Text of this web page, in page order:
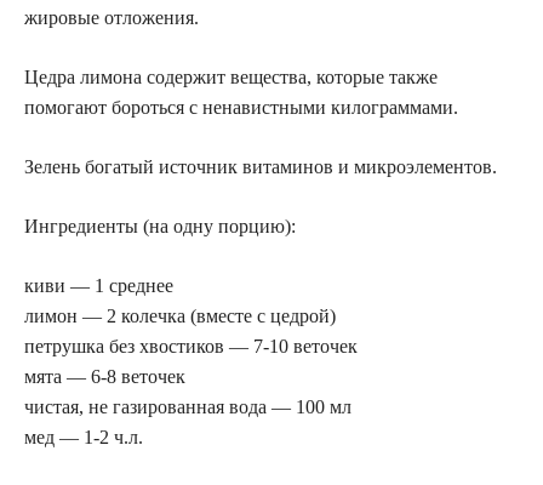
жировые отложения.
Цедра лимона содержит вещества, которые также
помогают бороться с ненавистными килограммами.
Зелень богатый источник витаминов и микроэлементов.
Ингредиенты (на одну порцию):
киви — 1 среднее
лимон — 2 колечка (вместе с цедрой)
петрушка без хвостиков — 7-10 веточек
мята — 6-8 веточек
чистая, не газированная вода — 100 мл
мед — 1-2 ч.л.